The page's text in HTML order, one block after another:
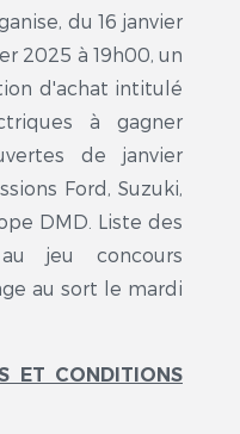
du 16 janvier
2025 à 19h00, un
d'achat intitulé
à gagner
de janvier
Ford, Suzuki,
DMD. Liste des
jeu concours
au sort le mardi
ET CONDITIONS